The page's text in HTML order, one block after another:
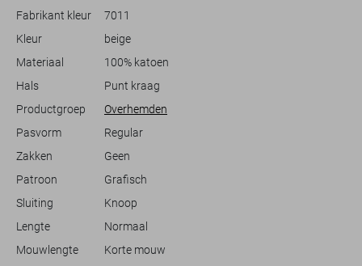
kan worden gestyled met denim of lichte chino's voor een casual
het een perfecte keuze voor elke zomerse activiteit, terwijl je zowel stijl
als comfort omarmt.
Fabrikant kleur
7011
Kleur
beige
Materiaal
100% katoen
Hals
Punt kraag
Productgroep
Overhemden
Pasvorm
Regular
Zakken
Geen
Patroon
Grafisch
Sluiting
Knoop
Lengte
Normaal
Mouwlengte
Korte mouw